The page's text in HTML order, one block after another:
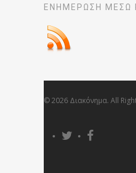
ΕΝΗΜΈΡΩΣΉ ΜΕΣΩ
© 2026 Διακόνημα. All